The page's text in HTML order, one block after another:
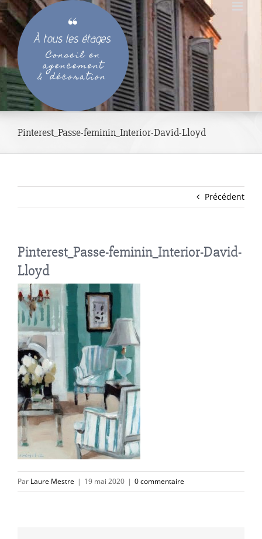
Passer
au
contenu
Pinterest_Passe-feminin_Interior-David-Lloyd
Précédent
Pinterest_Passe-feminin_Interior-David-
Lloyd
Par Laure Mestre | 19 mai 2020 | 0 commentaire